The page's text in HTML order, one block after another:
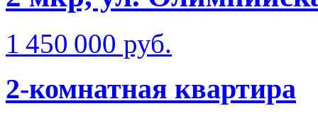
1 450 000 руб.
2-комнатная квартира